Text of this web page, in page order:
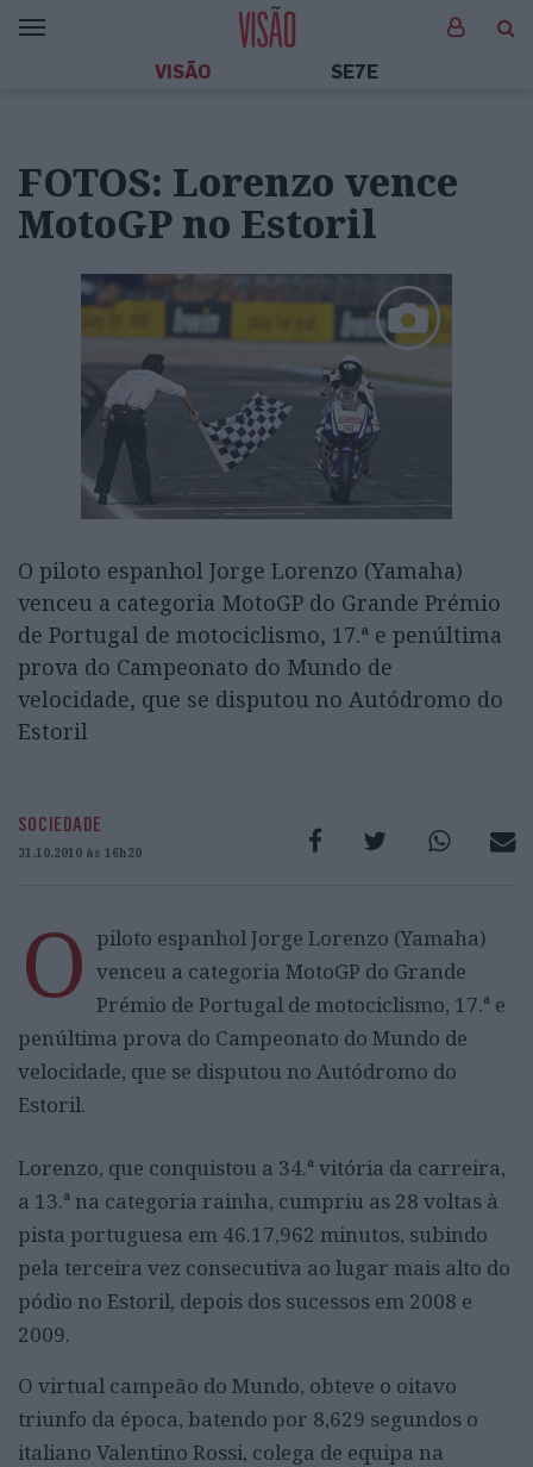
VISÃO SE7E
FOTOS: Lorenzo vence
MotoGP no Estoril
O piloto espanhol Jorge Lorenzo (Yamaha)
venceu a categoria MotoGP do Grande Prémio
de Portugal de motociclismo, 17.ª e penúltima
prova do Campeonato do Mundo de
velocidade, que se disputou no Autódromo do
Estoril
SOCIEDADE
31.10.2010 às 16h20
O piloto espanhol Jorge Lorenzo (Yamaha)
venceu a categoria MotoGP do Grande
Prémio de Portugal de motociclismo, 17.ª e
penúltima prova do Campeonato do Mundo de
velocidade, que se disputou no Autódromo do
Estoril.
Lorenzo, que conquistou a 34.ª vitória da carreira,
a 13.ª na categoria rainha, cumpriu as 28 voltas à
pista portuguesa em 46.17,962 minutos, subindo
pela terceira vez consecutiva ao lugar mais alto do
pódio no Estoril, depois dos sucessos em 2008 e
2009.
O virtual campeão do Mundo, obteve o oitavo
triunfo da época, batendo por 8,629 segundos o
italiano Valentino Rossi, colega de equipa na